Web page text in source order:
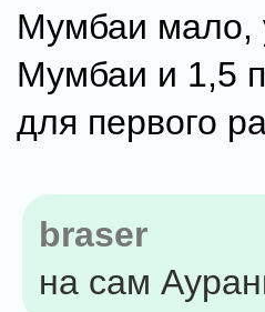
Мумбаи мало,
Мумбаи и 1,5
для первого
braser
на сам